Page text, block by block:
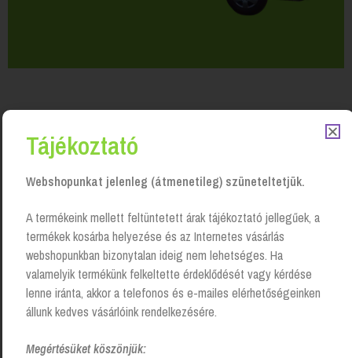
Kapcsolódó Termékek
Tájékoztató
Webshopunkat jelenleg (átmenetileg) szüneteltetjük.
A termékeink mellett feltüntetett árak tájékoztató jellegűek, a
termékek kosárba helyezése és az Internetes vásárlás
webshopunkban bizonytalan ideig nem lehetséges. Ha
valamelyik termékünk felkeltette érdeklődését vagy kérdése
lenne iránta, akkor a telefonos és e-mailes elérhetőségeinken
állunk kedves vásárlóink rendelkezésére.
Megértésüket köszönjük: